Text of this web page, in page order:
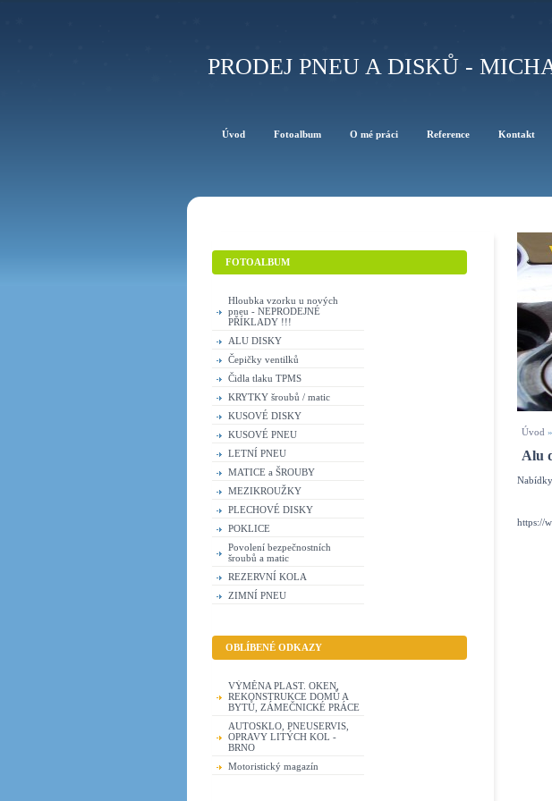
PRODEJ PNEU A DISKŮ -
Úvod »
Alu
https://
Úvod Fotoalbum O mé práci Reference Kontakt
FOTOALBUM
Hloubka vzorku u nových
pneu - NEPRODEJNÉ
PŘÍKLADY !!!
ALU DISKY
Čepičky ventilků
Čidla tlaku TPMS
KRYTKY šroubů / matic
KUSOVÉ DISKY
KUSOVÉ PNEU
LETNÍ PNEU
MATICE a ŠROUBY
MEZIKROUŽKY
PLECHOVÉ DISKY
POKLICE
Povolení bezpečnostních
šroubů a matic
REZERVNÍ KOLA
ZIMNÍ PNEU
OBLÍBENÉ ODKAZY
VÝMĚNA PLAST. OKEN,
REKONSTRUKCE DOMŮ A
BYTŮ, ZÁMEČNICKÉ PRÁCE
AUTOSKLO, PNEUSERVIS,
OPRAVY LITÝCH KOL -
BRNO
Motoristický magazín